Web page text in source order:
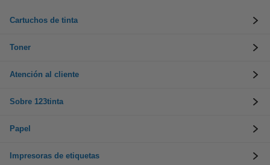
Cartuchos de tinta
Toner
Atención al cliente
Sobre 123tinta
Papel
Impresoras de etiquetas